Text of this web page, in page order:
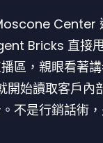
Center
Bricks 直接
區，親眼看著
開始讀取客戶內
不是行銷話術